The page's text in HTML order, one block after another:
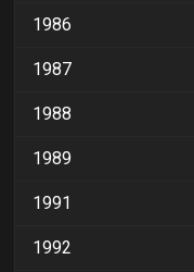
1986
1987
1988
1989
1991
1992